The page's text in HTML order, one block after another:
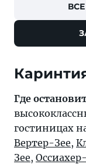
Где
гостиницах
Вертер-Зее,
Зее,